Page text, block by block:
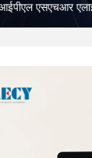
एसएचआर